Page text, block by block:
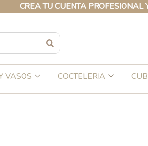
TU CUENTA PROFESIONAL Y
VASOS COCTELERÍA